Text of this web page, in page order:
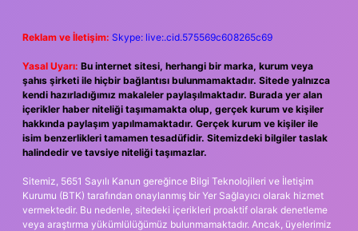
Reklam ve İletişim: Skype: live:.cid.575569c608265c69
Yasal Uyarı: Bu internet sitesi, herhangi bir marka, kurum veya
şahıs şirketi ile hiçbir bağlantısı bulunmamaktadır. Sitede yalnızca
kendi hazırladığımız makaleler paylaşılmaktadır. Burada yer alan
içerikler haber niteliği taşımamakta olup, gerçek kurum ve kişiler
hakkında paylaşım yapılmamaktadır. Gerçek kurum ve kişiler ile
isim benzerlikleri tamamen tesadüfidir. Sitemizdeki bilgiler taslak
halindedir ve tavsiye niteliği taşımazlar.
Sitemiz, 5651 Sayılı Kanun gereğince Bilgi Teknolojileri ve İletişim
Kurumu (BTK) tarafından onaylanmış bir Yer Sağlayıcı olarak hizmet
vermektedir. Bu nedenle, sitedeki içerikleri proaktif olarak denetleme
veya araştırma yükümlülüğümüz bulunmamaktadır. Ancak, üyelerimiz